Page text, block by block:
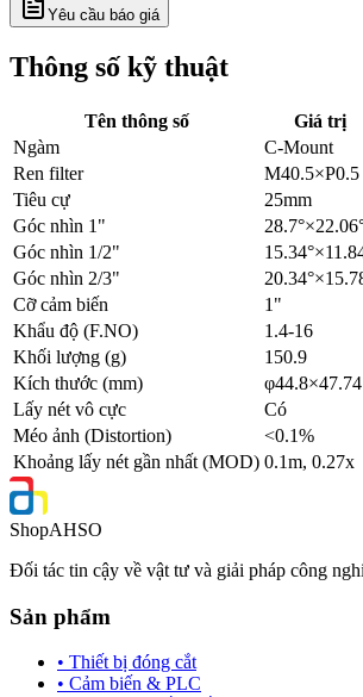
Yêu cầu báo giá
Thông số kỹ thuật
Tên thông số
Giá trị
Ngàm
C-Mount
Ren filter
M40.5×P0.5
Tiêu cự
25mm
Góc nhìn 1"
Góc nhìn 1/2"
Góc nhìn 2/3"
Cỡ cảm biến
1"
Khẩu độ (F.NO)
1.4-16
Khối lượng (g)
150.9
Kích thước (mm)
φ44.8×47.74
Lấy nét vô cực
Có
Méo ảnh (Distortion)
<0.1%
Khoảng lấy nét gần nhất (MOD) 0.1m, 0.27x
ShopAHSO
Đối tác tin cậy về vật tư và giải pháp công
Sản phẩm
• Thiết bị đóng cắt
• Cảm biến & PLC